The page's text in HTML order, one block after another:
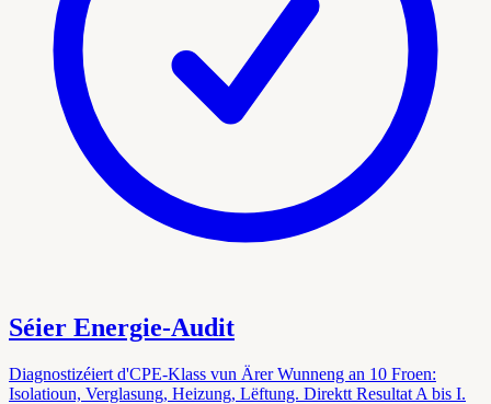
Séier Energie-Audit
Diagnostizéiert d'CPE-Klass vun Ärer Wunneng an 10 Froen:
Isolatioun, Verglasung, Heizung, Lëftung. Direktt Resultat A bis I.